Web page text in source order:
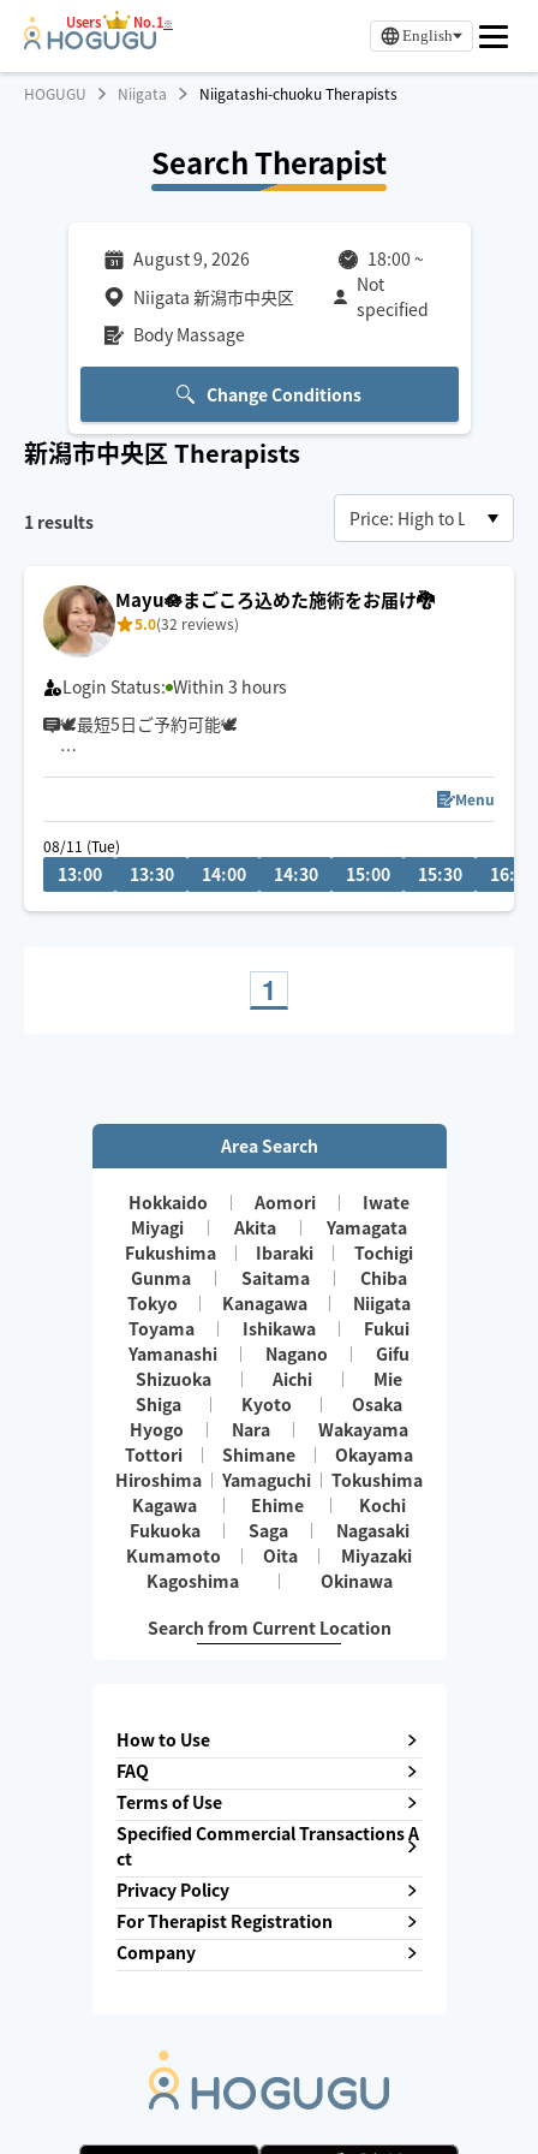
Users No.1※
English
HOGUGU Niigata Niigatashi-chuoku Therapists
Search Therapist
August 9, 2026 18:00 ~
Niigata 新潟市中央区
Not
specified
Body Massage
Change Conditions
新潟市中央区Therapists
1 results
Mayu🪷まごころ込めた施術をお届け🐉
5.0(32 reviews)
Login Status: Within 3 hours
🕊最短5日ご予約可能🕊
冷やかしチャットが多い為
ご質問等は1度ご予約リクエストしていただいた後にお願
いします🙏
⚠️予約はご希望日の当日13時までに
そんな方は【もみほぐし×オイル】が
Menu
08/11 (Tue)
13:00 13:30 14:00 14:30 15:00 15:30 16:00
1
Area Search
Hokkaido Aomori
Iwate
Miyagi
Akita
Yamagata
Fukushima
Ibaraki
Tochigi
Gunma
Saitama
Chiba
Tokyo
Kanagawa
Niigata
Toyama
Ishikawa
Fukui
Yamanashi
Nagano
Gifu
Shizuoka
Aichi
Mie
Shiga
Kyoto
Osaka
Hyogo
Nara
Wakayama
Tottori
Shimane
Okayama
Hiroshima
Yamaguchi
Tokushima
Kagawa
Ehime
Kochi
Fukuoka
Saga
Nagasaki
Kumamoto
Oita
Miyazaki
Kagoshima
Okinawa
Search from Current Location
How to Use
FAQ
Terms of Use
Specified Commercial Transactions A
ct
Privacy Policy
For Therapist Registration
Company